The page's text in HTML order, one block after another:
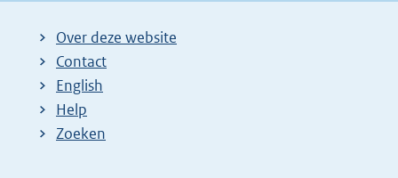
Over deze website
Contact
English
Help
Zoeken